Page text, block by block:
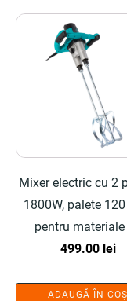
Mixer electric cu 2
1800W, palete
pentru materiale
constructii - COBI
499.00 lei
ADAUGĂ ÎN COȘ